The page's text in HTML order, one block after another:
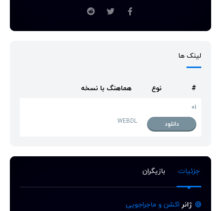
لینک ها
# نوع هماهنگ با نسخه
01
دانلود
WEBDL
جزئیات بازیگران
ژانر اکشن و ماجراجویی